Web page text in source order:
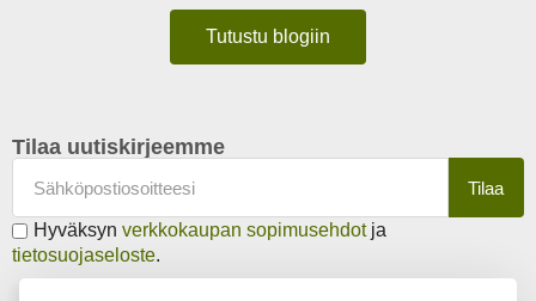
Tutustu blogiin
Tilaa uutiskirjeemme
Tilaa
Hyväksyn verkkokaupan sopimusehdotja
tietosuojaseloste.